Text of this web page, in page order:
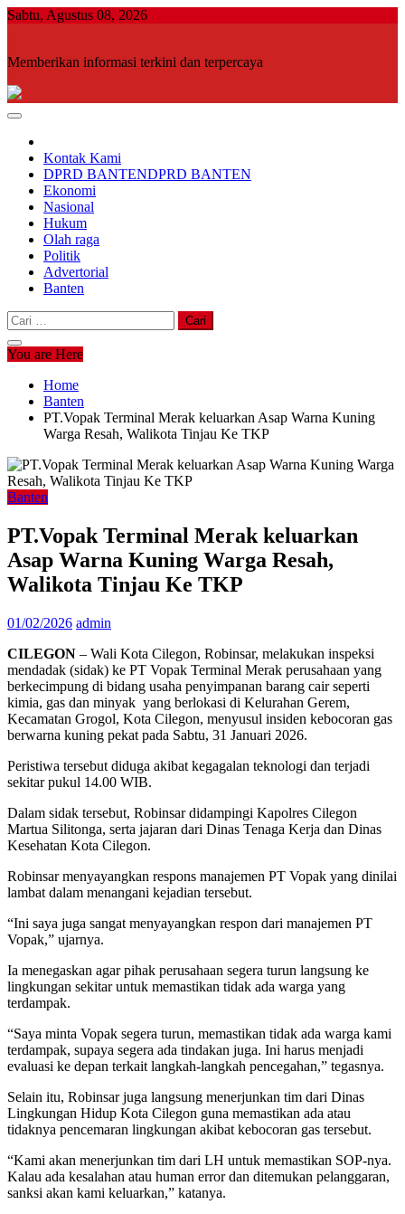
Skip
Sabtu, Agustus 08, 2026
Memberikan informasi terkini dan terpercaya
Kontak Kami
DPRD BANTENDPRD BANTEN
Ekonomi
Nasional
Hukum
Olah raga
Politik
Advertorial
Banten
Cari
untuk:
You are Here
Home
Banten
PT.Vopak Terminal Merak keluarkan Asap Warna Kuning
Warga Resah, Walikota Tinjau Ke TKP
Banten
PT.Vopak Terminal Merak keluarkan
Asap Warna Kuning Warga Resah,
Walikota Tinjau Ke TKP
01/02/2026 admin
CILEGON – Wali Kota Cilegon, Robinsar, melakukan inspeksi
mendadak (sidak) ke PT Vopak Terminal Merak perusahaan yang
berkecimpung di bidang usaha penyimpanan barang cair seperti
kimia, gas dan minyak yang berlokasi di Kelurahan Gerem,
Kecamatan Grogol, Kota Cilegon, menyusul insiden kebocoran gas
berwarna kuning pekat pada Sabtu, 31 Januari 2026.
Peristiwa tersebut diduga akibat kegagalan teknologi dan terjadi
sekitar pukul 14.00 WIB.
Dalam sidak tersebut, Robinsar didampingi Kapolres Cilegon
Martua Silitonga, serta jajaran dari Dinas Tenaga Kerja dan Dinas
Kesehatan Kota Cilegon.
Robinsar menyayangkan respons manajemen PT Vopak yang dinilai
lambat dalam menangani kejadian tersebut.
“Ini saya juga sangat menyayangkan respon dari manajemen PT
Vopak,” ujarnya.
Ia menegaskan agar pihak perusahaan segera turun langsung ke
lingkungan sekitar untuk memastikan tidak ada warga yang
terdampak.
“Saya minta Vopak segera turun, memastikan tidak ada warga kami
terdampak, supaya segera ada tindakan juga. Ini harus menjadi
evaluasi ke depan terkait langkah-langkah pencegahan,” tegasnya.
Selain itu, Robinsar juga langsung menerjunkan tim dari Dinas
Lingkungan Hidup Kota Cilegon guna memastikan ada atau
tidaknya pencemaran lingkungan akibat kebocoran gas tersebut.
“Kami akan menerjunkan tim dari LH untuk memastikan SOP-nya.
Kalau ada kesalahan atau human error dan ditemukan pelanggaran,
sanksi akan kami keluarkan,” katanya.